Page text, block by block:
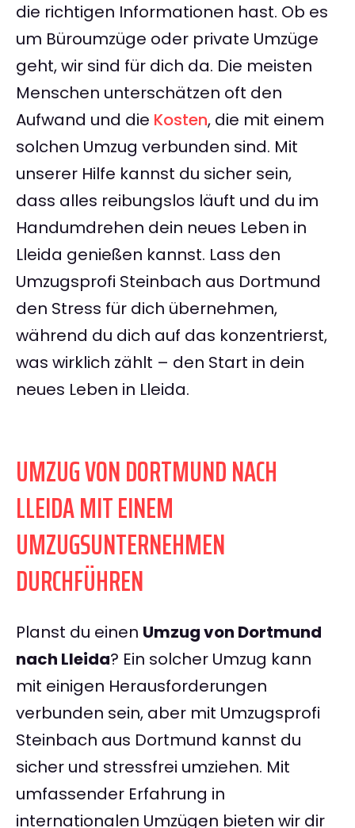
die richtigen Informationen hast. Ob es
um Büroumzüge oder private Umzüge
geht, wir sind für dich da. Die meisten
Menschen unterschätzen oft den
Aufwand und die Kosten, die mit einem
solchen Umzug verbunden sind. Mit
unserer Hilfe kannst du sicher sein,
dass alles reibungslos läuft und du im
Handumdrehen dein neues Leben in
Lleida genießen kannst. Lass den
Umzugsprofi Steinbach aus Dortmund
den Stress für dich übernehmen,
während du dich auf das konzentrierst,
was wirklich zählt – den Start in dein
neues Leben in Lleida.
UMZUG VON DORTMUND NACH
LLEIDA MIT EINEM
UMZUGSUNTERNEHMEN
DURCHFÜHREN
Planst du einen Umzug von Dortmund
nach Lleida? Ein solcher Umzug kann
mit einigen Herausforderungen
verbunden sein, aber mit Umzugsprofi
Steinbach aus Dortmund kannst du
sicher und stressfrei umziehen. Mit
umfassender Erfahrung in
internationalen Umzügen bieten wir dir